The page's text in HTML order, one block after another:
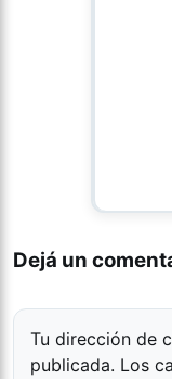
Dejá un
Tu dirección de
publicada. Los